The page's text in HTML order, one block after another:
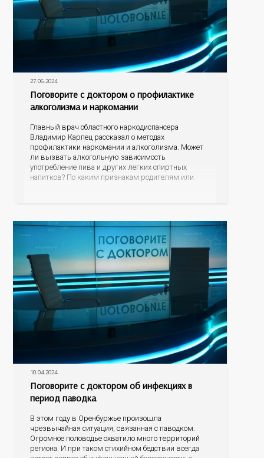
27.06.2024
Поговорите с доктором о профилактике
алкоголизма и наркомании
Главный врач областного наркодиспансера
Владимир Карпец рассказал о методах
профилактики наркомании и алкоголизма. Может
ли вызвать алкогольную зависимость
употребление пива и других легких спиртных
напитков? По каким признакам родителям или
обратиться
10.04.2024
Поговорите с доктором об инфекциях в
период паводка
В этом году в Оренбуржье произошла
чрезвычайная ситуация, связанная с паводком.
Огромное половодье охватило много территорий
региона. И при таком стихийном бедствии всегда